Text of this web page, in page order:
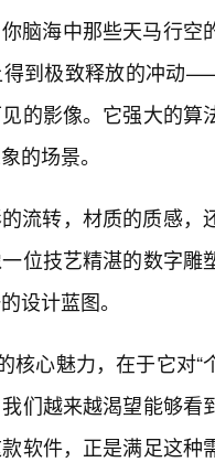
脑海中那些天马行空
到极致释放的冲动
的影像。它强大的
的场景。
流转，材质的质感
位技艺精湛的数字
设计蓝图。
核心魅力，在于它对
们越来越渴望能够
软件，正是满足这